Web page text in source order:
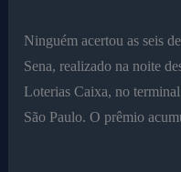
Ninguém acertou as seis
Sena, realizado na noite
Loterias Caixa, no
São Paulo. O prêmio